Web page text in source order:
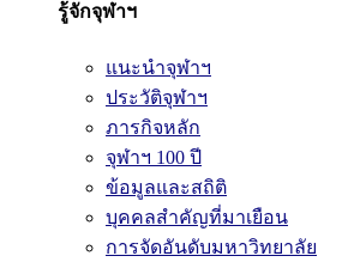
รู้จักจุฬาฯ
แนะนำจุฬาฯ
ประวัติจุฬาฯ
ภารกิจหลัก
จุฬาฯ 100 ปี
ข้อมูลและสถิติ
บุคคลสำคัญที่มาเยือน
การจัดอันดับมหาวิทยาลัย